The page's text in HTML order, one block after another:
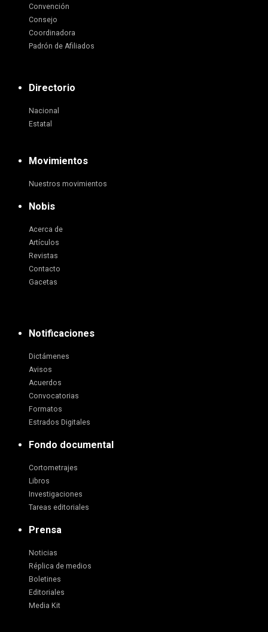
Convención
Consejo
Coordinadora
Padrón de Afiliados
Directorio
Nacional
Estatal
Movimientos
Nuestros movimientos
Nobis
Acerca de
Artículos
Revistas
Contacto
Gacetas
Notificaciones
Dictámenes
Avisos
Acuerdos
Convocatorias
Formatos
Estrados Digitales
Fondo documental
Cortometrajes
Libros
Investigaciones
Tareas editoriales
Prensa
Noticias
Réplica de medios
Boletines
Editoriales
Media Kit